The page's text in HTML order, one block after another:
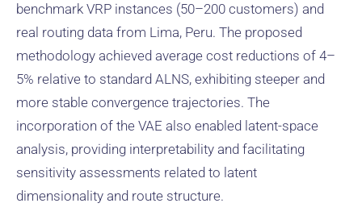
benchmark VRP instances (50–200 customers) and
real routing data from Lima, Peru. The proposed
methodology achieved average cost reductions of 4–
5% relative to standard ALNS, exhibiting steeper and
more stable convergence trajectories. The
incorporation of the VAE also enabled latent-space
analysis, providing interpretability and facilitating
sensitivity assessments related to latent
dimensionality and route structure.